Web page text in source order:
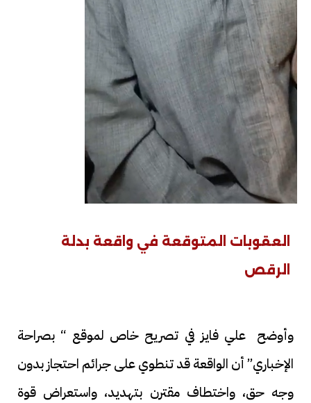
العقوبات المتوقعة في واقعة بدلة
الرقص
وأوضح علي فايز في تصريح خاص لموقع “ بصراحة
الإخباري” أن الواقعة قد تنطوي على جرائم احتجاز بدون
وجه حق، واختطاف مقترن بتهديد، واستعراض قوة